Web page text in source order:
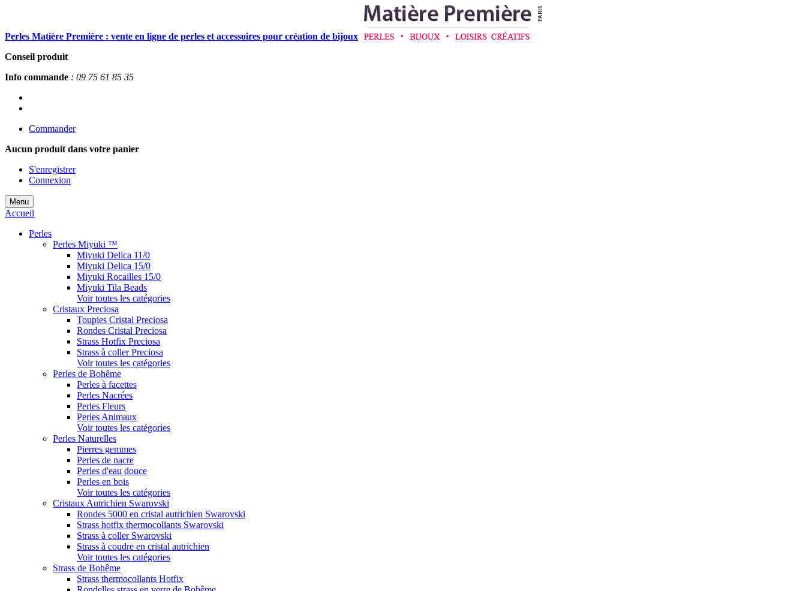
Perles Matière Première : vente en ligne de perles et accessoires pour création de bijoux
Conseil produit
Info commande : 09 75 61 85 35
Commander
Aucun produit dans votre panier
S'enregistrer
Connexion
Menu
Accueil
Perles
Perles Miyuki ™
Miyuki Delica 11/0
Miyuki Delica 15/0
Miyuki Rocailles 15/0
Miyuki Tila Beads
Voir toutes les catégories
Cristaux Preciosa
Toupies Cristal Preciosa
Rondes Cristal Preciosa
Strass Hotfix Preciosa
Strass à coller Preciosa
Voir toutes les catégories
Perles de Bohême
Perles à facettes
Perles Nacrées
Perles Fleurs
Perles Animaux
Voir toutes les catégories
Perles Naturelles
Pierres gemmes
Perles de nacre
Perles d'eau douce
Perles en bois
Voir toutes les catégories
Cristaux Autrichien Swarovski
Rondes 5000 en cristal autrichien Swarovski
Strass hotfix thermocollants Swarovski
Strass à coller Swarovski
Strass à coudre en cristal autrichien
Voir toutes les catégories
Strass de Bohême
Strass thermocollants Hotfix